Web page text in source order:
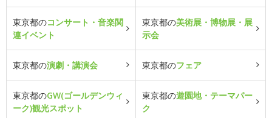
東京都のコンサート・音楽関
連イベント
東京都の美術展・博物展・展
示会
東京都の演劇・講演会 東京都のフェア
東京都のGW(ゴールデンウィ
ーク)観光スポット
東京都の遊園地・テーマパー
ク